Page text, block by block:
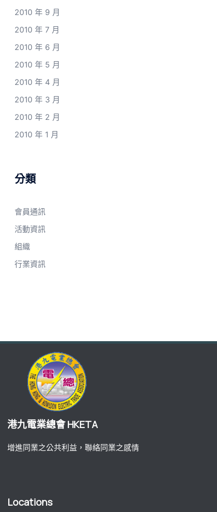
2010 年 9 月
2010 年 7 月
2010 年 6 月
2010 年 5 月
2010 年 4 月
2010 年 3 月
2010 年 2 月
2010 年 1 月
分類
會員通訊
活動資訊
組織
行業資訊
港九電業總會 HKETA
增進同業之公共利益，聯絡同業之感情
Locations